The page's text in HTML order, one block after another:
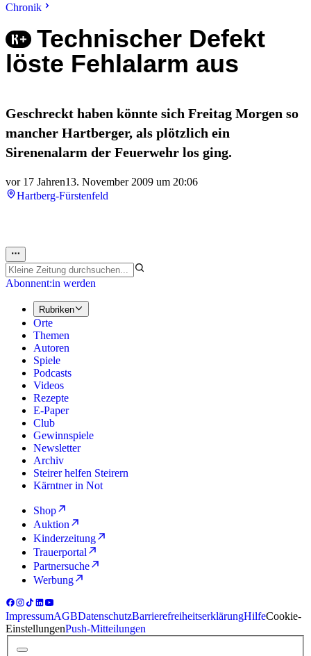
Chronik
Technischer Defekt
löste Fehlalarm aus
Geschreckt haben könnte sich Freitag Morgen so
mancher Hartberger, als plötzlich ein
Sirenenalarm der Feuerwehr los ging.
vor 17 Jahren13. November 2009 um 20:06
Hartberg-Fürstenfeld
Abonnent:in werden
Rubriken
Orte
Themen
Autoren
Spiele
Podcasts
Videos
Rezepte
E-Paper
Club
Gewinnspiele
Newsletter
Archiv
Steirer helfen Steirern
Kärntner in Not
Shop
Auktion
Kinderzeitung
Trauerportal
Partnersuche
Werbung
ImpressumAGBDatenschutzBarrierefreiheitserklärungHilfeCookie-
EinstellungenPush-Mitteilungen